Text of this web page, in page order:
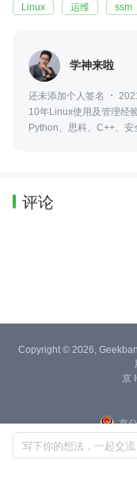
Linux 运维 ssm
学神来啦
还未添加个人签名
10年Linux使用及管理经
Python、思科、C++、
评论
写下你的想法，一起交流
Copyright © 2026,
京
京